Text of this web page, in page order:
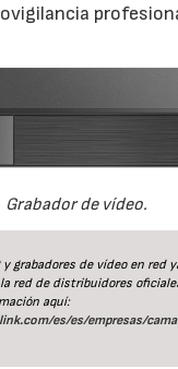
Grabador de vídeo.
y grabadores de vídeo en red
red de distribuidores
aquí:
es/es/empresas/